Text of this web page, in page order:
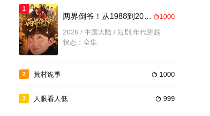
1
1000
两界倒爷！从1988到2025年
2026 / 中国大陆 / 短剧,年代穿越
状态：全集
2  1000
荒村诡事
3  999
人眼看人低